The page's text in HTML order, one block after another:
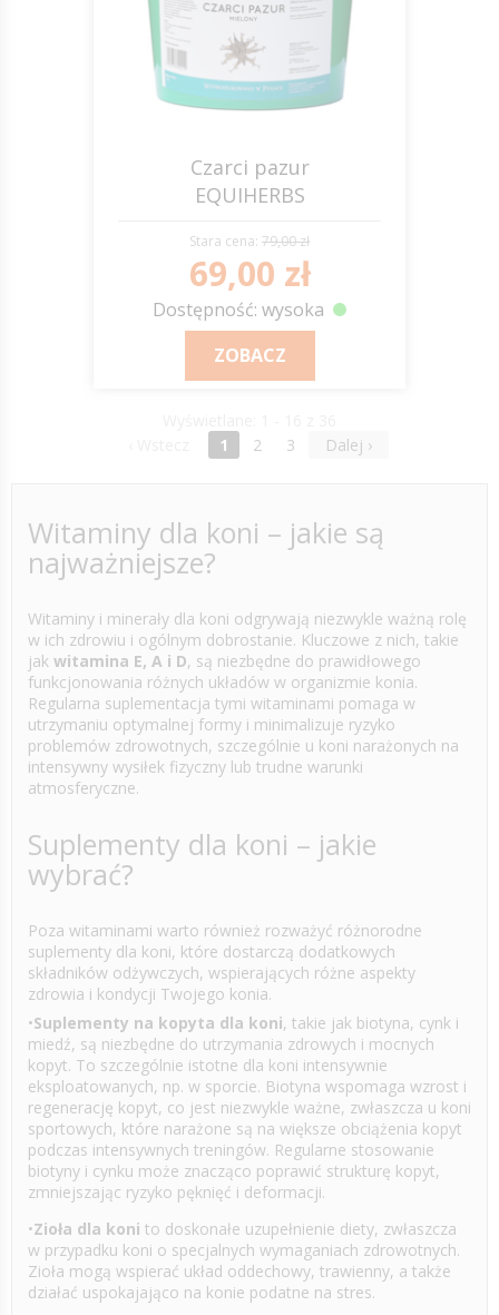
Czarci pazur
EQUIHERBS
Stara cena: 79,00 zł
69,00 zł
Dostępność: wysoka
ZOBACZ
1 2 3 Dalej ›
Witaminy dla koni – jakie są
najważniejsze?
Witaminy i minerały dla koni odgrywają niezwykle ważną rolę
w ich zdrowiu i ogólnym dobrostanie. Kluczowe z nich, takie
jak witamina E, A i D, są niezbędne do prawidłowego
funkcjonowania różnych układów w organizmie konia.
Regularna suplementacja tymi witaminami pomaga w
utrzymaniu optymalnej formy i minimalizuje ryzyko
problemów zdrowotnych, szczególnie u koni narażonych na
intensywny wysiłek fizyczny lub trudne warunki
atmosferyczne.
Suplementy dla koni – jakie
wybrać?
Poza witaminami warto również rozważyć różnorodne
suplementy dla koni, które dostarczą dodatkowych
składników odżywczych, wspierających różne aspekty
zdrowia i kondycji Twojego konia.
•Suplementy na kopyta dla koni, takie jak biotyna, cynk i
miedź, są niezbędne do utrzymania zdrowych i mocnych
kopyt. To szczególnie istotne dla koni intensywnie
eksploatowanych, np. w sporcie. Biotyna wspomaga wzrost i
regenerację kopyt, co jest niezwykle ważne, zwłaszcza u koni
sportowych, które narażone są na większe obciążenia kopyt
podczas intensywnych treningów. Regularne stosowanie
biotyny i cynku może znacząco poprawić strukturę kopyt,
zmniejszając ryzyko pęknięć i deformacji.
•Zioła dla koni to doskonałe uzupełnienie diety, zwłaszcza
w przypadku koni o specjalnych wymaganiach zdrowotnych.
Zioła mogą wspierać układ oddechowy, trawienny, a także
działać uspokajająco na konie podatne na stres.